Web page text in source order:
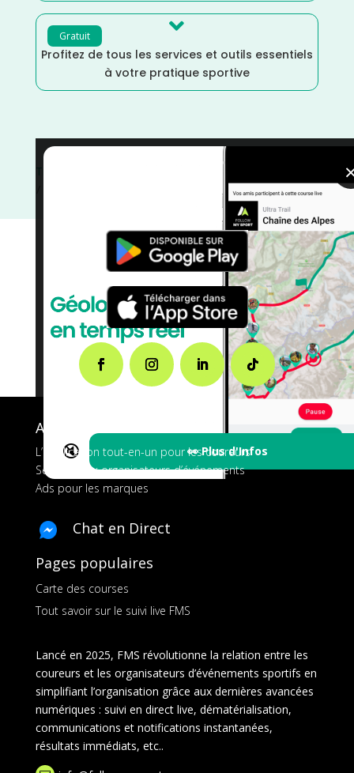
Gratuit 
Profitez de tous les services et outils essentiels
à votre pratique sportive
🔇 👀 Plus d'Infos
Trail
/Distance Semi/
Dénivelé Elevé /courses
A propos de FMS
L’application tout-en-un pour les coureurs
Services aux organisateurs d’événements
Ads pour les marques
Chat en Direct
Pages populaires
Carte des courses
Tout savoir sur le suivi live FMS
Lancé en 2025, FMS révolutionne la relation entre les
coureurs et les organisateurs d’événements sportifs en
simplifiant l’organisation grâce aux dernières avancées
numériques : suivi en direct live, dématérialisation,
communications et notifications instantanées,
résultats immédiats, etc..